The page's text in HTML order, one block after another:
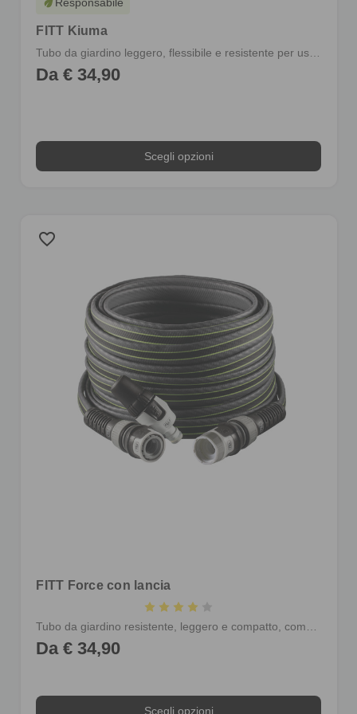
ecoResponsabile
FITT Kiuma
Tubo da giardino leggero, flessibile e resistente per uso quotidiano e intensivo
Da € 34,90
Scegli opzioni
favorite_border
FITT Force con lancia
Tubo da giardino resistente, leggero e compatto, completo di raccordi e lancia
Da € 34,90
Scegli opzioni